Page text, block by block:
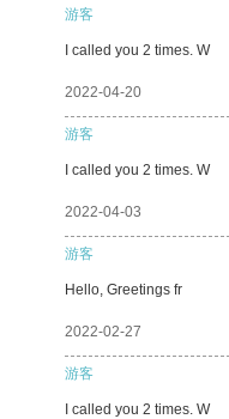
游客
I called you 2 times. W
2022-04-20
游客
I called you 2 times. W
2022-04-03
游客
Hello, Greetings fr
2022-02-27
游客
I called you 2 times. W